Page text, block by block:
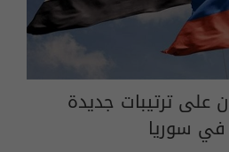
ترتيبات جديدة
في سوريا